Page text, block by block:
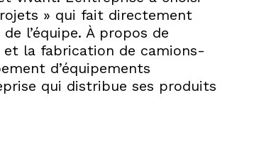
» qui fait directement
l’équipe. À propos de
la fabrication de camions-
d’équipements
qui distribue ses produits